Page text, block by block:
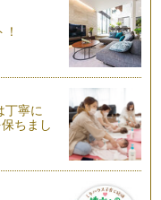
察
んぐん成長していま
変えてみよう
食べさせていました
…
したね。ＧＷにベラン
丁寧に
ちまし